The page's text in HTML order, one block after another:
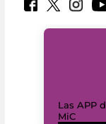
Las APP
MiC